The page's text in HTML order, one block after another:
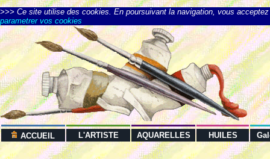
>>> Ce site utilise des cookies. En poursuivant la navigation, vous
parametrer vos cookies
ACCUEIL L'ARTISTE AQUARELLES HUILES